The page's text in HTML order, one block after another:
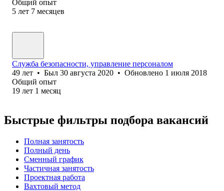
Общий опыт
5 лет 7 месяцев
Cлужба безопасности, управление персоналом
49 лет • Был 30 августа 2020 • Обновлено 1 июля 2018
Общий опыт
19 лет 1 месяц
Быстрые фильтры подбора вакансий
Полная занятость
Полный день
Сменный график
Частичная занятость
Проектная работа
Вахтовый метод